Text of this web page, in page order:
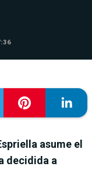
asume el
decidida a